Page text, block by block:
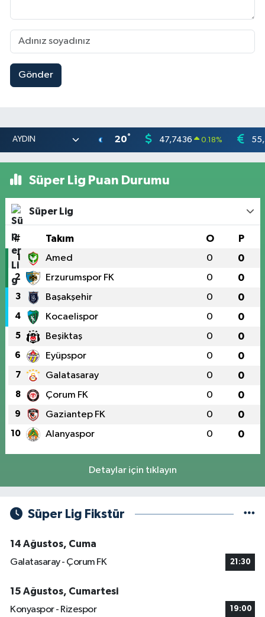
Gönder
20° 47,7436 0.18%
Süper Lig Puan Durumu
Süper Lig
# Takım O P
1 Amed 0 0
2 Erzurumspor FK 0 0
3 Başakşehir 0 0
4 Kocaelispor 0 0
5 Beşiktaş 0 0
6 Eyüpspor 0 0
7 Galatasaray 0 0
8 Çorum FK 0 0
9 Gaziantep FK 0 0
10 Alanyaspor 0 0
Detaylar için tıklayın
Süper Lig Fikstür
14 Ağustos, Cuma
Galatasaray - Çorum FK
21:30
15 Ağustos, Cumartesi
Konyaspor - Rizespor
19:00